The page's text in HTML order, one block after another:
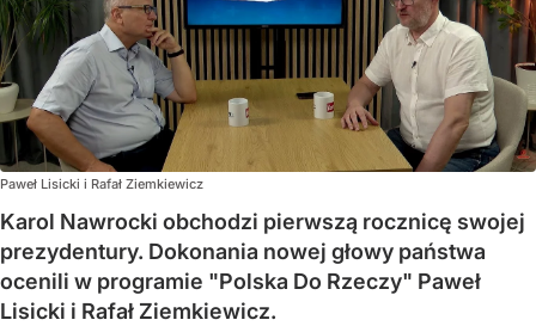
Paweł Lisicki i Rafał Ziemkiewicz
Karol Nawrocki obchodzi pierwszą rocznicę swojej
prezydentury. Dokonania nowej głowy państwa
ocenili w programie "Polska Do Rzeczy" Paweł
Lisicki i Rafał Ziemkiewicz.